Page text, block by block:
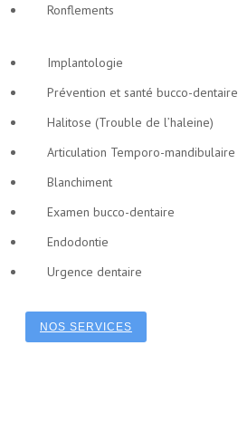
Ronflements
Implantologie
Prévention et santé bucco-dentaire
Halitose (Trouble de l’haleine)
Articulation Temporo-mandibulaire
Blanchiment
Examen bucco-dentaire
Endodontie
Urgence dentaire
NOS SERVICES